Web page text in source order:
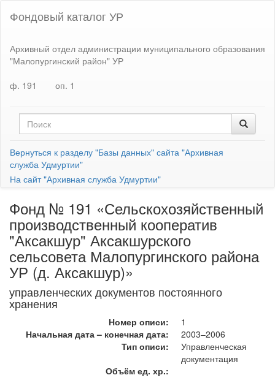
Фондовый каталог УР
Архивный отдел администрации муниципального образования
"Малопургинский район" УР
ф. 191
оп. 1
Вернуться к разделу "Базы данных" сайта "Архивная
служба Удмуртии"
На сайт "Архивная служба Удмуртии"
Фонд № 191 «Сельскохозяйственный
производственный кооператив
"Аксакшур" Аксакшурского
сельсовета Малопургинского района
УР (д. Аксакшур)»
управленческих документов постоянного
хранения
Номер описи:
1
Начальная дата – конечная дата:
2003–2006
Тип описи:
Управленческая
документация
Объём ед. хр.: